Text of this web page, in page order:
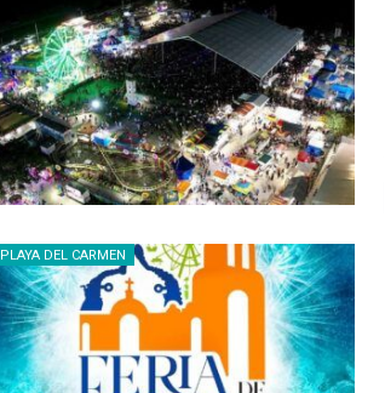
PLAYA DEL CARMEN